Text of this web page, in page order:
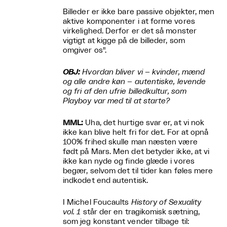
Billeder er ikke bare passive objekter, men
aktive komponenter i at forme vores
virkelighed. Derfor er det så monster
vigtigt at kigge på de billeder, som
omgiver os".
OBJ:Hvordan bliver vi – kvinder, mænd
og alle andre køn – autentiske, levende
og fri af den ufrie billedkultur, som
Playboy var med til at starte?
MML: Uha, det hurtige svar er, at vi nok
ikke kan blive helt fri for det. For at opnå
100% frihed skulle man næsten være
født på Mars. Men det betyder ikke, at vi
ikke kan nyde og finde glæde i vores
begær, selvom det til tider kan føles mere
indkodet end autentisk.
I Michel Foucaults History of Sexuality
vol. 1 står der en tragikomisk sætning,
som jeg konstant vender tilbage til: